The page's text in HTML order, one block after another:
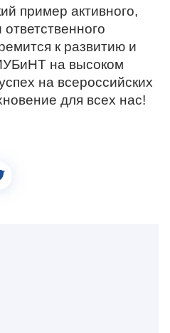
пример активного,
к развитию и
на высоком
на всероссийских
для всех нас!